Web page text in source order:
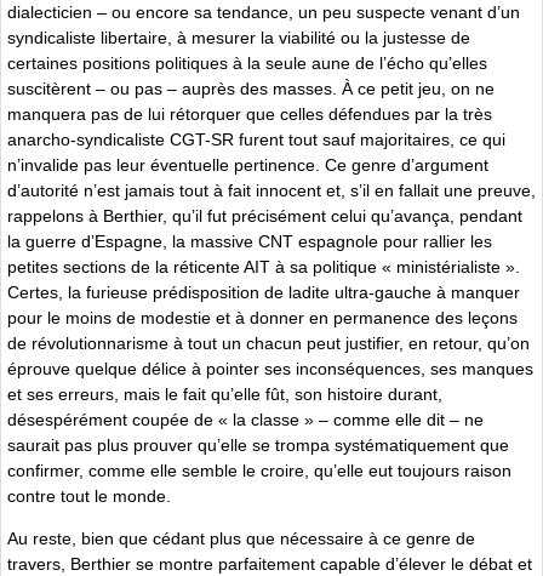
dialecticien – ou encore sa tendance, un peu suspecte venant d’un
syndicaliste libertaire, à mesurer la viabilité ou la justesse de
certaines positions politiques à la seule aune de l’écho qu’elles
suscitèrent – ou pas – auprès des masses. À ce petit jeu, on ne
manquera pas de lui rétorquer que celles défendues par la très
anarcho-syndicaliste CGT-SR furent tout sauf majoritaires, ce qui
n’invalide pas leur éventuelle pertinence. Ce genre d’argument
d’autorité n’est jamais tout à fait innocent et, s’il en fallait une preuve,
rappelons à Berthier, qu’il fut précisément celui qu’avança, pendant
la guerre d’Espagne, la massive CNT espagnole pour rallier les
petites sections de la réticente AIT à sa politique « ministérialiste ».
Certes, la furieuse prédisposition de ladite ultra-gauche à manquer
pour le moins de modestie et à donner en permanence des leçons
de révolutionnarisme à tout un chacun peut justifier, en retour, qu’on
éprouve quelque délice à pointer ses inconséquences, ses manques
et ses erreurs, mais le fait qu’elle fût, son histoire durant,
désespérément coupée de « la classe » – comme elle dit – ne
saurait pas plus prouver qu’elle se trompa systématiquement que
confirmer, comme elle semble le croire, qu’elle eut toujours raison
contre tout le monde.
Au reste, bien que cédant plus que nécessaire à ce genre de
travers, Berthier se montre parfaitement capable d’élever le débat et